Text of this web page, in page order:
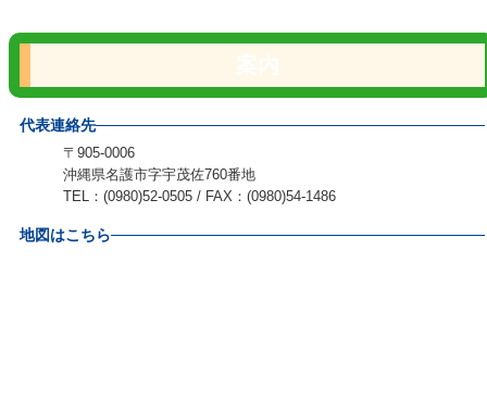
代表連絡先
〒905-0006
沖縄県名護市字宇茂佐760番地
TEL：(0980)52-0505 / FAX：(0980)54-1486
地図はこちら